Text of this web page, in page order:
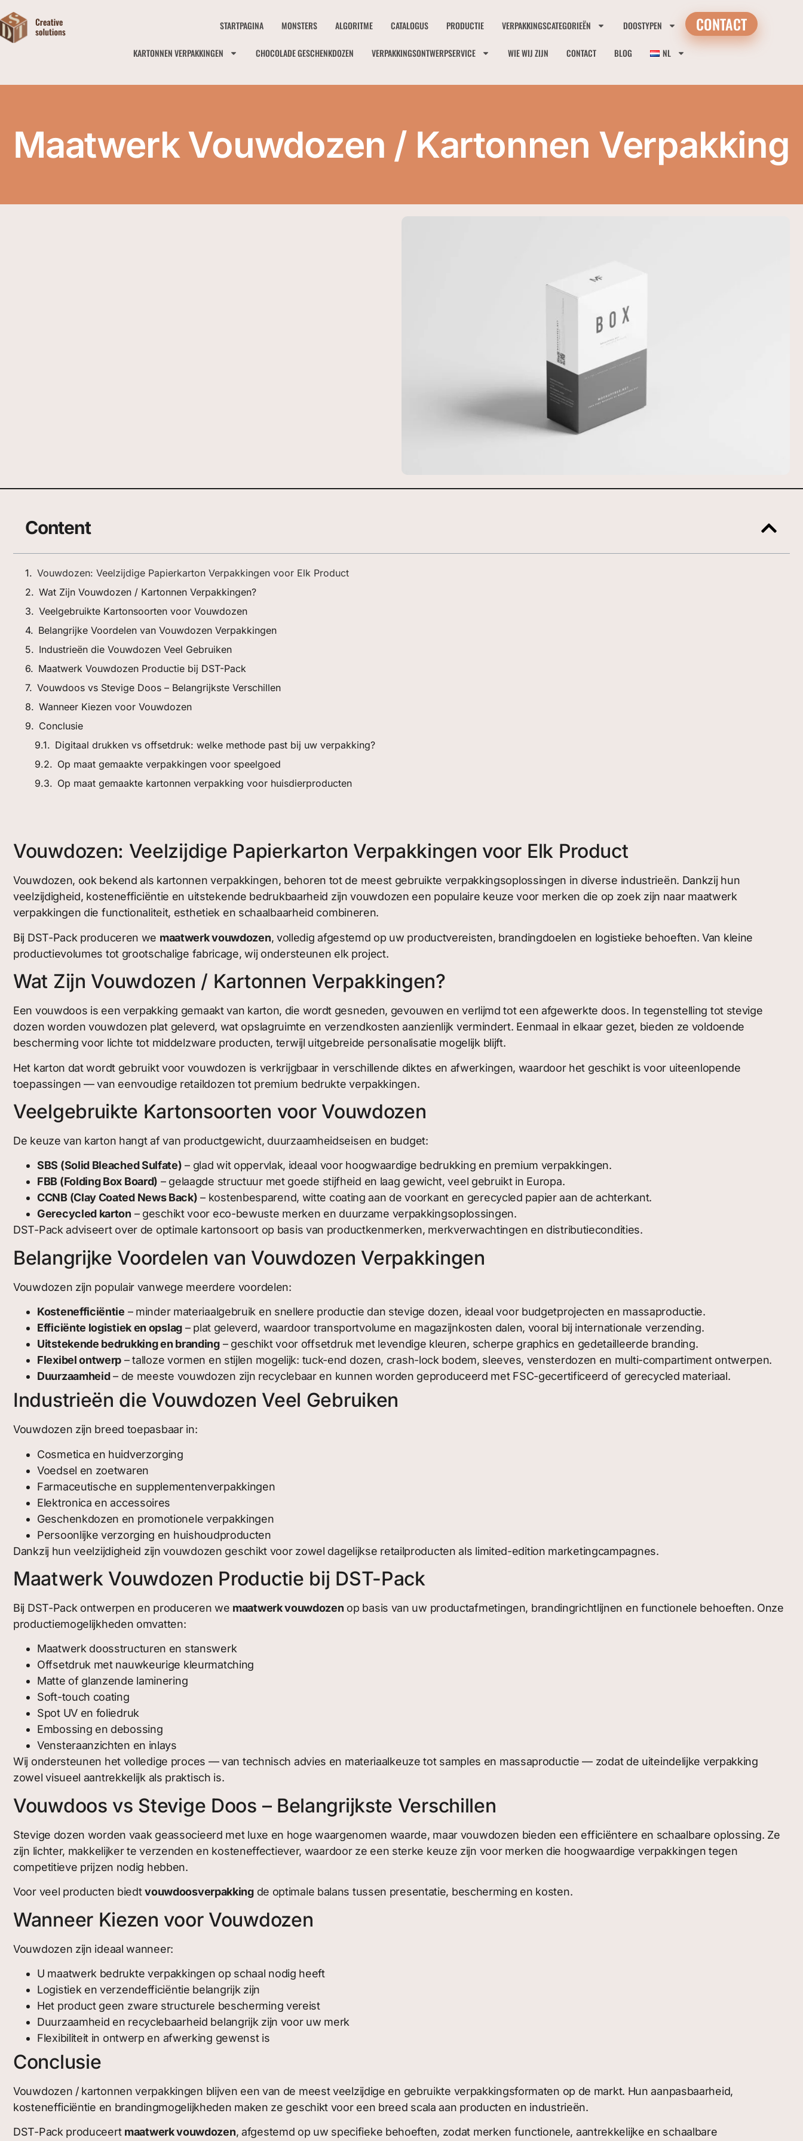
STARTPAGINA MONSTERS ALGORITME CATALOGUS PRODUCTIE VERPAKKINGSCATEGORIEËN DOOSTYPEN
KARTONNEN VERPAKKINGEN CHOCOLADE GESCHENKDOZEN VERPAKKINGSONTWERPSERVICE WIE WIJ ZIJN CONTACT BLOG NL
CONTACT
Maatwerk Vouwdozen / Kartonnen Verpakking
Content
Vouwdozen: Veelzijdige Papierkarton Verpakkingen voor Elk Product
Wat Zijn Vouwdozen / Kartonnen Verpakkingen?
Veelgebruikte Kartonsoorten voor Vouwdozen
Belangrijke Voordelen van Vouwdozen Verpakkingen
Industrieën die Vouwdozen Veel Gebruiken
Maatwerk Vouwdozen Productie bij DST-Pack
Vouwdoos vs Stevige Doos – Belangrijkste Verschillen
Wanneer Kiezen voor Vouwdozen
Conclusie
Digitaal drukken vs offsetdruk: welke methode past bij uw verpakking?
Op maat gemaakte verpakkingen voor speelgoed
Op maat gemaakte kartonnen verpakking voor huisdierproducten
Vouwdozen: Veelzijdige Papierkarton Verpakkingen voor Elk Product
Vouwdozen, ook bekend als kartonnen verpakkingen, behoren tot de meest gebruikte verpakkingsoplossingen in diverse industrieën. Dankzij hun
veelzijdigheid, kostenefficiëntie en uitstekende bedrukbaarheid zijn vouwdozen een populaire keuze voor merken die op zoek zijn naar maatwerk
verpakkingen die functionaliteit, esthetiek en schaalbaarheid combineren.
Bij DST-Pack produceren we maatwerk vouwdozen, volledig afgestemd op uw productvereisten, brandingdoelen en logistieke behoeften. Van kleine
productievolumes tot grootschalige fabricage, wij ondersteunen elk project.
Wat Zijn Vouwdozen / Kartonnen Verpakkingen?
Een vouwdoos is een verpakking gemaakt van karton, die wordt gesneden, gevouwen en verlijmd tot een afgewerkte doos. In tegenstelling tot stevige
dozen worden vouwdozen plat geleverd, wat opslagruimte en verzendkosten aanzienlijk vermindert. Eenmaal in elkaar gezet, bieden ze voldoende
bescherming voor lichte tot middelzware producten, terwijl uitgebreide personalisatie mogelijk blijft.
Het karton dat wordt gebruikt voor vouwdozen is verkrijgbaar in verschillende diktes en afwerkingen, waardoor het geschikt is voor uiteenlopende
toepassingen — van eenvoudige retaildozen tot premium bedrukte verpakkingen.
Veelgebruikte Kartonsoorten voor Vouwdozen
De keuze van karton hangt af van productgewicht, duurzaamheidseisen en budget:
SBS (Solid Bleached Sulfate) – glad wit oppervlak, ideaal voor hoogwaardige bedrukking en premium verpakkingen.
FBB (Folding Box Board) – gelaagde structuur met goede stijfheid en laag gewicht, veel gebruikt in Europa.
CCNB (Clay Coated News Back) – kostenbesparend, witte coating aan de voorkant en gerecycled papier aan de achterkant.
Gerecycled karton – geschikt voor eco-bewuste merken en duurzame verpakkingsoplossingen.
DST-Pack adviseert over de optimale kartonsoort op basis van productkenmerken, merkverwachtingen en distributiecondities.
Belangrijke Voordelen van Vouwdozen Verpakkingen
Vouwdozen zijn populair vanwege meerdere voordelen:
Kostenefficiëntie – minder materiaalgebruik en snellere productie dan stevige dozen, ideaal voor budgetprojecten en massaproductie.
Efficiënte logistiek en opslag – plat geleverd, waardoor transportvolume en magazijnkosten dalen, vooral bij internationale verzending.
Uitstekende bedrukking en branding– geschikt voor offsetdruk met levendige kleuren, scherpe graphics en gedetailleerde branding.
Flexibel ontwerp – talloze vormen en stijlen mogelijk: tuck-end dozen, crash-lock bodem, sleeves, vensterdozen en multi-compartiment ontwerpen.
Duurzaamheid– de meeste vouwdozen zijn recyclebaar en kunnen worden geproduceerd met FSC-gecertificeerd of gerecycled materiaal.
Industrieën die Vouwdozen Veel Gebruiken
Vouwdozen zijn breed toepasbaar in:
Cosmetica en huidverzorging
Voedsel en zoetwaren
Farmaceutische en supplementenverpakkingen
Elektronica en accessoires
Geschenkdozen en promotionele verpakkingen
Persoonlijke verzorging en huishoudproducten
Dankzij hun veelzijdigheid zijn vouwdozen geschikt voor zowel dagelijkse retailproducten als limited-edition marketingcampagnes.
Maatwerk Vouwdozen Productie bij DST-Pack
Bij DST-Pack ontwerpen en produceren we maatwerk vouwdozen op basis van uw productafmetingen, brandingrichtlijnen en functionele behoeften. Onze
productiemogelijkheden omvatten:
Maatwerk doosstructuren en stanswerk
Offsetdruk met nauwkeurige kleurmatching
Matte of glanzende laminering
Soft-touch coating
Spot UV en foliedruk
Embossing en debossing
Vensteraanzichten en inlays
Wij ondersteunen het volledige proces — van technisch advies en materiaalkeuze tot samples en massaproductie — zodat de uiteindelijke verpakking
zowel visueel aantrekkelijk als praktisch is.
Vouwdoos vs Stevige Doos – Belangrijkste Verschillen
Stevige dozen worden vaak geassocieerd met luxe en hoge waargenomen waarde, maar vouwdozen bieden een efficiëntere en schaalbare oplossing. Ze
zijn lichter, makkelijker te verzenden en kosteneffectiever, waardoor ze een sterke keuze zijn voor merken die hoogwaardige verpakkingen tegen
competitieve prijzen nodig hebben.
Voor veel producten biedtvouwdoosverpakkingde optimale balans tussen presentatie, bescherming en kosten.
Wanneer Kiezen voor Vouwdozen
Vouwdozen zijn ideaal wanneer:
U maatwerk bedrukte verpakkingen op schaal nodig heeft
Logistiek en verzendefficiëntie belangrijk zijn
Het product geen zware structurele bescherming vereist
Duurzaamheid en recyclebaarheid belangrijk zijn voor uw merk
Flexibiliteit in ontwerp en afwerking gewenst is
Conclusie
Vouwdozen / kartonnen verpakkingen blijven een van de meest veelzijdige en gebruikte verpakkingsformaten op de markt. Hun aanpasbaarheid,
kostenefficiëntie en brandingmogelijkheden maken ze geschikt voor een breed scala aan producten en industrieën.
DST-Pack produceert maatwerk vouwdozen, afgestemd op uw specifieke behoeften, zodat merken functionele, aantrekkelijke en schaalbare